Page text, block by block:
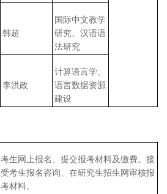
韩超
国际中文教学
研究、汉语语
法研究
李洪政
计算语言学、
语言数据资源
建设
考生网上报名、提交报考材料及缴费。接
受考生报名咨询、在研究生招生网审核报
考材料。